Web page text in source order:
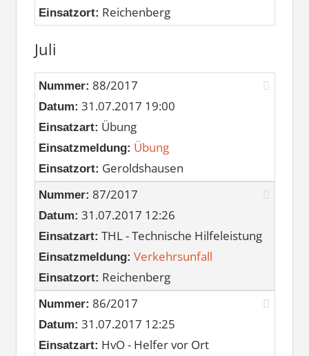
Einsatzort: Reichenberg
Juli
Nummer: 88/2017
Datum: 31.07.2017 19:00
Einsatzart: Übung
Einsatzmeldung: Übung
Einsatzort: Geroldshausen
Nummer: 87/2017
Datum: 31.07.2017 12:26
Einsatzart: THL - Technische Hilfeleistung
Einsatzmeldung: Verkehrsunfall
Einsatzort: Reichenberg
Nummer: 86/2017
Datum: 31.07.2017 12:25
Einsatzart: HvO - Helfer vor Ort